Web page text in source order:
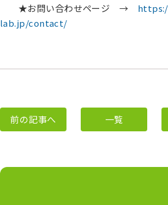
★お問い合わせページ →
lab.jp/contact/
前の記事へ 一覧